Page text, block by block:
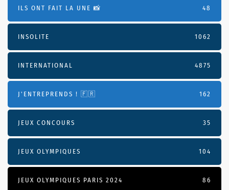
ILS ONT FAIT LA UNE 📸 48
INSOLITE 1062
INTERNATIONAL 4875
J'ENTREPRENDS ! 🇫🇷 162
JEUX CONCOURS 35
JEUX OLYMPIQUES 104
JEUX OLYMPIQUES PARIS 2024 86